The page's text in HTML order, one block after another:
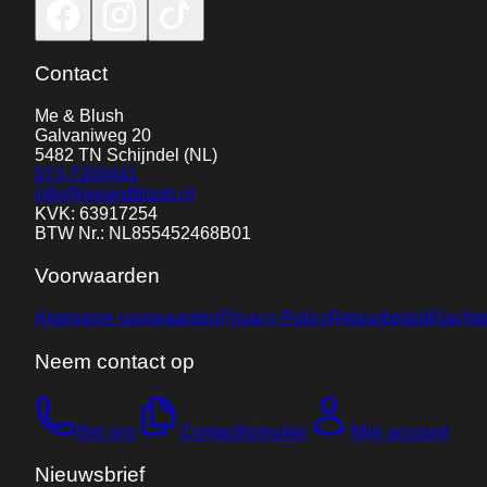
Contact
Me & Blush
Galvaniweg 20
5482 TN Schijndel (NL)
073-7200441
info@meandblush.nl
KVK: 63917254
BTW Nr.: NL855452468B01
Voorwaarden
Algemene voorwaardenPrivacy PolicyRetourbeleid
Neem contact op
Bel ons Contactformulier Mijn account
Nieuwsbrief